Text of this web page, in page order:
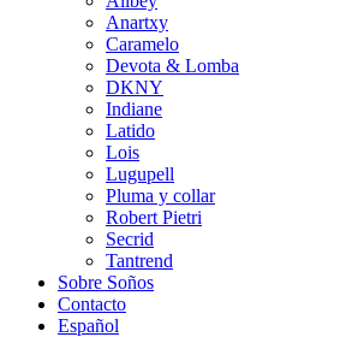
Anartxy
Caramelo
Devota & Lomba
DKNY
Indiane
Latido
Lois
Lugupell
Pluma y collar
Robert Pietri
Secrid
Tantrend
Sobre Soños
Contacto
Español